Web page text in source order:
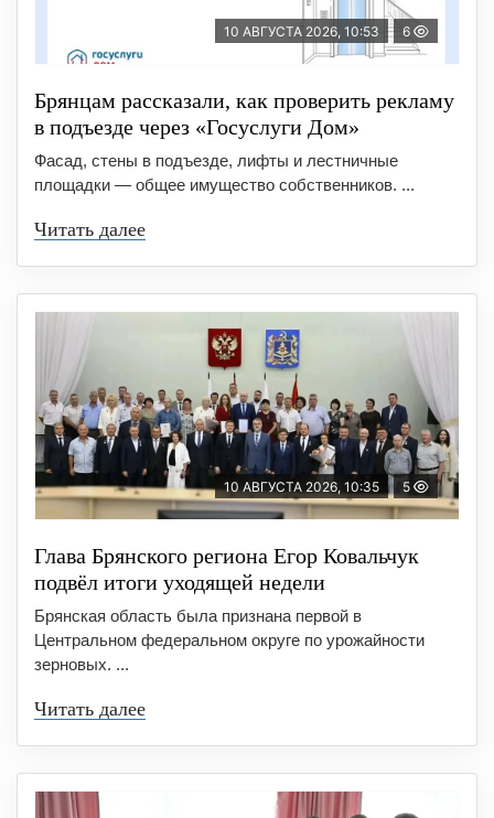
10 АВГУСТА 2026, 10:53 6
Брянцам рассказали, как проверить рекламу
в подъезде через «Госуслуги Дом»
Фасад, стены в подъезде, лифты и лестничные
площадки — общее имущество собственников. ...
Читать далее
10 АВГУСТА 2026, 10:35 5
Глава Брянского региона Егор Ковальчук
подвёл итоги уходящей недели
Брянская область была признана первой в
Центральном федеральном округе по урожайности
зерновых. ...
Читать далее